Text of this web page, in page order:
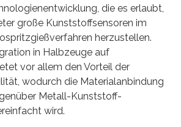
die es erlaubt,
große Kunststoffsensoren im
herzustellen.
in Halbzeuge auf
vor allem den Vorteil der
wodurch die Materialanbindung
Metall-Kunststoff-
wird.